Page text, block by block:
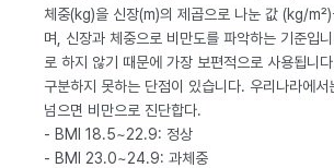
체중(kg)을 신장(m)의 제곱으로 나눈 값 (kg/
며, 신장과 체중으로 비만도를 파악하는 기준입
로 하지 않기 때문에 가장 보편적으로 사용됩니
구분하지 못하는 단점이 있습니다. 우리나라에
넘으면 비만으로 진단합다.
- BMI 18.5~22.9: 정상
- BMI 23.0~24.9: 과체중